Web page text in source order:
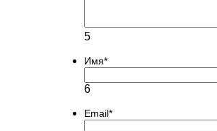
5
Имя*
6
Email*